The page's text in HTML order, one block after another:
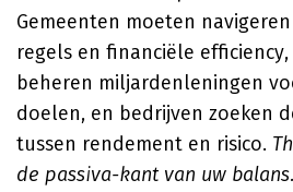
Gemeenten moeten
regels en financiële
beheren miljardenleningen
doelen, en bedrijven zoeken
tussen rendement en risico.
de passiva-kant van uw